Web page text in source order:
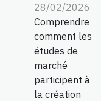
28/02/2026
Comprendre
comment les
études de
marché
participent à
la création